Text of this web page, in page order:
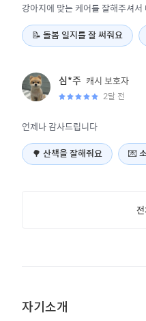
강아지에 맞는 케어를 잘해주셔
📝 돌봄 일지를 잘 써줘요
심*주 캐시보호자
2달 전
언제나 감사드립니다
🌳 산책을 잘해줘요 💌
자기소개